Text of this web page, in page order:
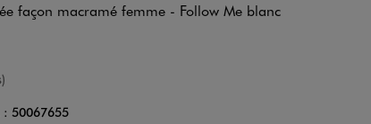
façon macramé femme - Follow Me blanc
: 50067655